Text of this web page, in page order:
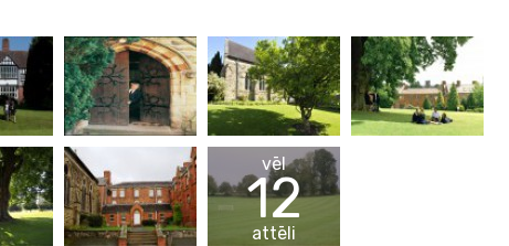
vēl
12
attēli